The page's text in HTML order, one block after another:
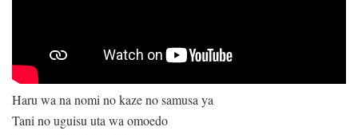
Haru wa na nomi no kaze no samusa ya
Tani no uguisu uta wa omoedo